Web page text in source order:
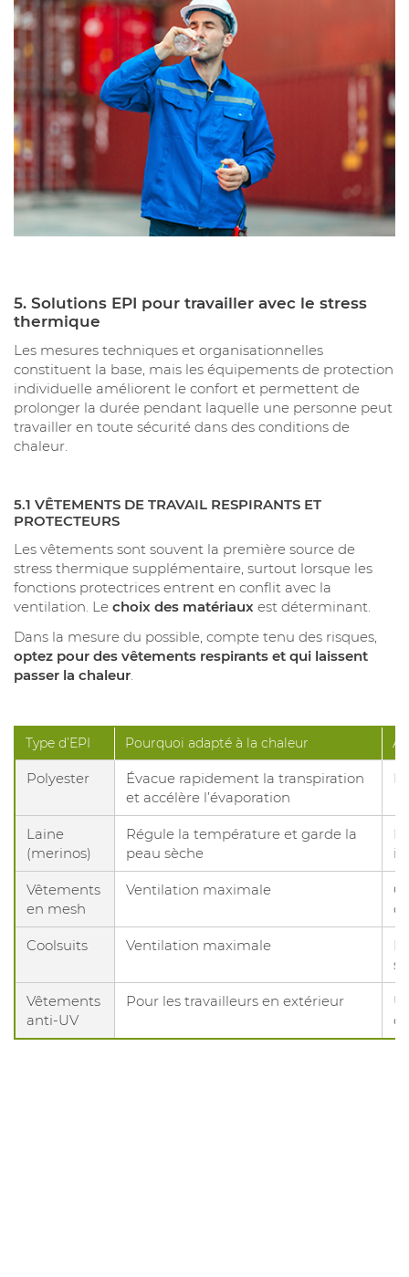
5. Solutions EPI pour travailler avec le stress
thermique
Les mesures techniques et organisationnelles
constituent la base, mais les équipements de protection
individuelle améliorent le confort et permettent de
prolonger la durée pendant laquelle une personne peut
travailler en toute sécurité dans des conditions de
chaleur.
5.1 VÊTEMENTS DE TRAVAIL RESPIRANTS ET
PROTECTEURS
Les vêtements sont souvent la première source de
stress thermique supplémentaire, surtout lorsque les
fonctions protectrices entrent en conflit avec la
ventilation. Le choix des matériaux est déterminant.
Dans la mesure du possible, compte tenu des risques,
optez pour des vêtements respirants et qui laissent
passer la chaleur.
Type d’EPI Pourquoi adapté à la chaleur
Polyester
Évacue rapidement la transpiration
et accélère l’évaporation
Laine
(merinos)
Régule la température et garde la
peau sèche
Vêtements
en mesh
Ventilation maximale
Coolsuits Ventilation maximale
Vêtements
anti‑UV
Pour les travailleurs en extérieur